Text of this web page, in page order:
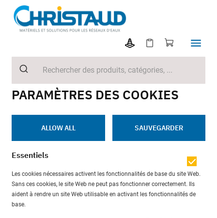
PARAMÈTRES DES COOKIES
ALLOW ALL SAUVEGARDER
Essentiels
Les cookies nécessaires activent les fonctionnalités de base du site Web.
Sans ces cookies, le site Web ne peut pas fonctionner correctement. Ils
aident à rendre un site Web utilisable en activant les fonctionnalités de
base.